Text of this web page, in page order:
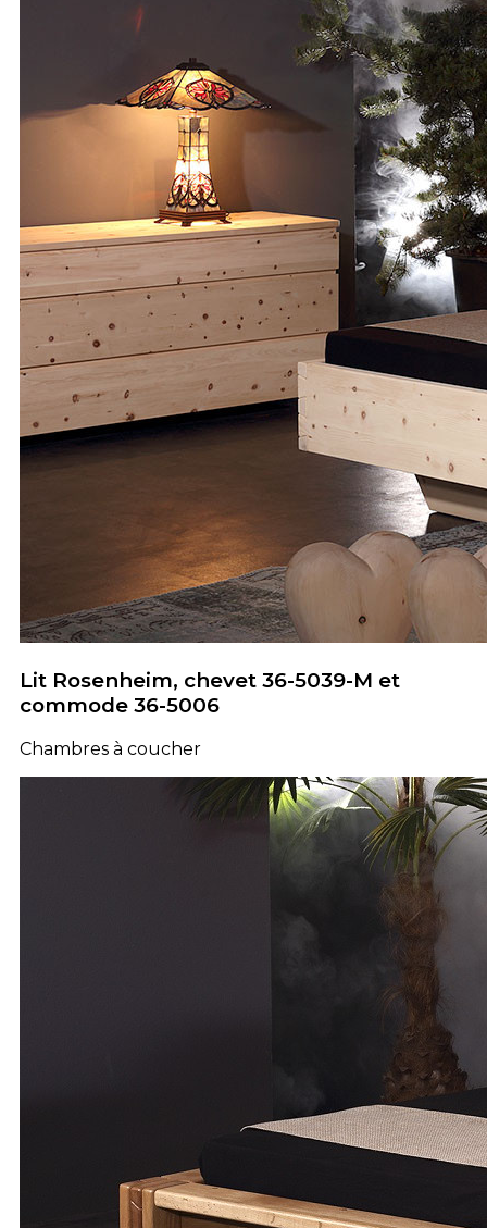
Lit Rosenheim, chevet 36-5039-M et
commode 36-5006
Chambres à coucher